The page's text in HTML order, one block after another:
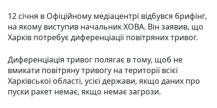
12 січня в Офіційному медіацентрі відбувся брифінг,
на якому виступив начальник ХОВА. Він заявив, що
Харків потребує диференціації повітряних тривог.
Диференціація тривог полягає в тому, щоб не
вмикати повітряну тривогу на території всієї
Харківської області, усієї держави, якщо даних про
пуски ракет немає, якщо немає загрози.